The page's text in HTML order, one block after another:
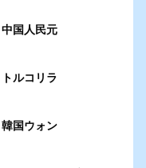
国人民元
ルコリラ
国ウォン